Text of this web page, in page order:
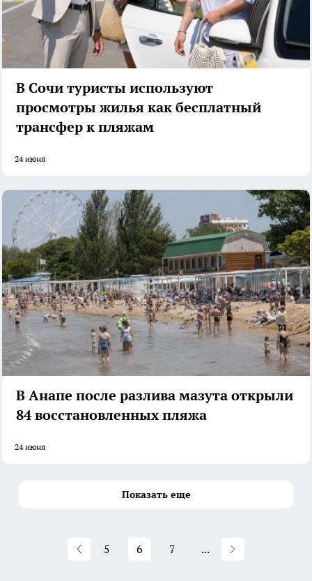
В Сочи туристы используют
просмотры жилья как бесплатный
трансфер к пляжам
24 июня
В Анапе после разлива мазута открыли
84 восстановленных пляжа
24 июня
Показать еще
5 6 7 ...